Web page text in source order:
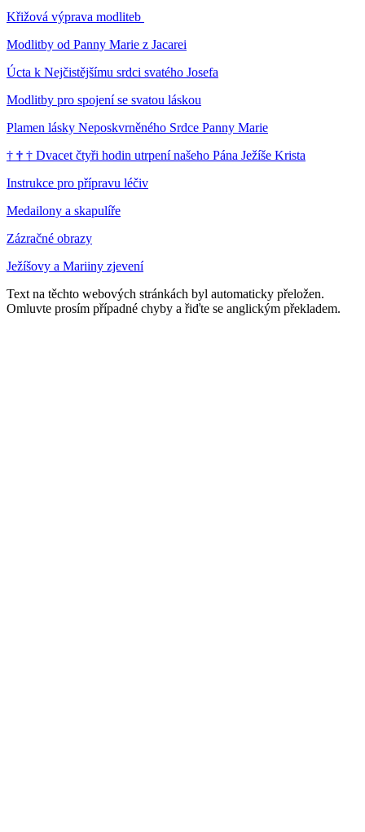
Křižová výprava modliteb
Modlitby od Panny Marie z Jacarei
Úcta k Nejčistějšímu srdci svatého Josefa
Modlitby pro spojení se svatou láskou
Plamen lásky Neposkvrněného Srdce Panny Marie
† † † Dvacet čtyři hodin utrpení našeho Pána Ježíše Krista
Instrukce pro přípravu léčiv
Medailony a skapulíře
Zázračné obrazy
Ježíšovy a Mariiny zjevení
Text na těchto webových stránkách byl automaticky přeložen.
Omluvte prosím případné chyby a řiďte se anglickým překladem.